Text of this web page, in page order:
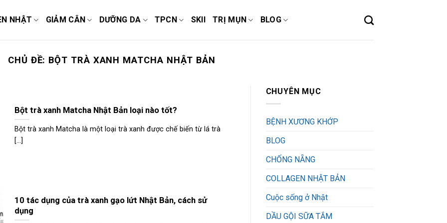
NHẬT GIẢM CÂN DƯỠNG DA TPCN SKII TRỊ MỤN BLOG
CHỦ ĐỀ: BỘT TRÀ XANH MATCHA NHẬT BẢN
Bột trà xanh Matcha Nhật Bản loại nào tốt?
Bột trà xanh Matcha là một loại trà xanh được chế biến từ lá trà
[...]
10 tác dụng của trà xanh gạo lứt Nhật Bản, cách sử
dụng
CHUYÊN MỤC
BỆNH XƯƠNG KHỚP
BLOG
CHỐNG NẴNG
COLLAGEN NHẬT BẢN
Cuộc sống ở Nhật
DẦU GỘI SỮA TẮM